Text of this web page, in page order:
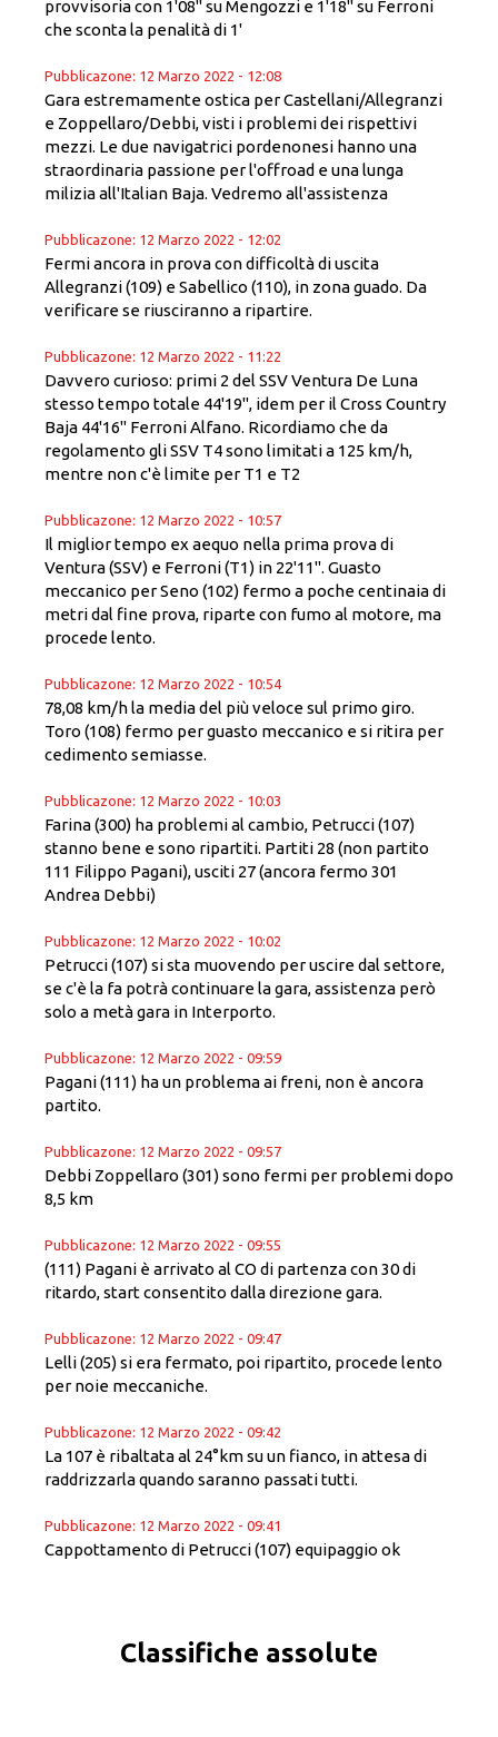
provvisoria con 1'08'' su Mengozzi e 1'18'' su Ferroni
che sconta la penalità di 1'
Pubblicazone: 12 Marzo 2022 - 12:08
Gara estremamente ostica per Castellani/Allegranzi
e Zoppellaro/Debbi, visti i problemi dei rispettivi
mezzi. Le due navigatrici pordenonesi hanno una
straordinaria passione per l'offroad e una lunga
milizia all'Italian Baja. Vedremo all'assistenza
Pubblicazone: 12 Marzo 2022 - 12:02
Fermi ancora in prova con difficoltà di uscita
Allegranzi (109) e Sabellico (110), in zona guado. Da
verificare se riusciranno a ripartire.
Pubblicazone: 12 Marzo 2022 - 11:22
Davvero curioso: primi 2 del SSV Ventura De Luna
stesso tempo totale 44'19'', idem per il Cross Country
Baja 44'16'' Ferroni Alfano. Ricordiamo che da
regolamento gli SSV T4 sono limitati a 125 km/h,
mentre non c'è limite per T1 e T2
Pubblicazone: 12 Marzo 2022 - 10:57
Il miglior tempo ex aequo nella prima prova di
Ventura (SSV) e Ferroni (T1) in 22'11''. Guasto
meccanico per Seno (102) fermo a poche centinaia di
metri dal fine prova, riparte con fumo al motore, ma
procede lento.
Pubblicazone: 12 Marzo 2022 - 10:54
78,08 km/h la media del più veloce sul primo giro.
Toro (108) fermo per guasto meccanico e si ritira per
cedimento semiasse.
Pubblicazone: 12 Marzo 2022 - 10:03
Farina (300) ha problemi al cambio, Petrucci (107)
stanno bene e sono ripartiti. Partiti 28 (non partito
111 Filippo Pagani), usciti 27 (ancora fermo 301
Andrea Debbi)
Pubblicazone: 12 Marzo 2022 - 10:02
Petrucci (107) si sta muovendo per uscire dal settore,
se c'è la fa potrà continuare la gara, assistenza però
solo a metà gara in Interporto.
Pubblicazone: 12 Marzo 2022 - 09:59
Pagani (111) ha un problema ai freni, non è ancora
partito.
Pubblicazone: 12 Marzo 2022 - 09:57
Debbi Zoppellaro (301) sono fermi per problemi dopo
8,5 km
Pubblicazone: 12 Marzo 2022 - 09:55
(111) Pagani è arrivato al CO di partenza con 30 di
ritardo, start consentito dalla direzione gara.
Pubblicazone: 12 Marzo 2022 - 09:47
Lelli (205) si era fermato, poi ripartito, procede lento
per noie meccaniche.
Pubblicazone: 12 Marzo 2022 - 09:42
La 107 è ribaltata al 24°km su un fianco, in attesa di
raddrizzarla quando saranno passati tutti.
Pubblicazone: 12 Marzo 2022 - 09:41
Cappottamento di Petrucci (107) equipaggio ok
Classifiche assolute